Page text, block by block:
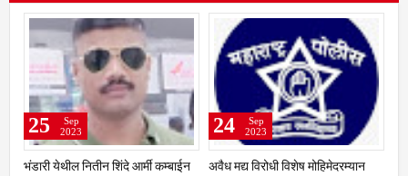
अवैध मद्य विरोधी विशेष मोहिमेदरम्यान
24
Sep
2023
एन.व्ही.पी शुगर कारखाना शेतकऱ्यांना
24
Sep
2023